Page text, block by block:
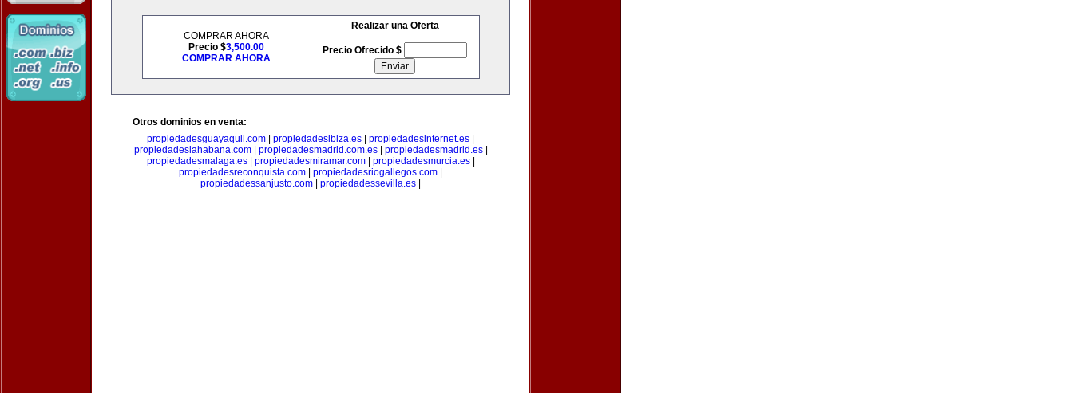
COMPRAR AHORA
Precio $3,500.00
COMPRAR AHORA
Realizar una Oferta
Precio Ofrecido $
Otros dominios en venta:
propiedadesguayaquil.com
propiedadesibiza.es propiedadesinternet.es
propiedadeslahabana.com| propiedadesmadrid.com.es| propiedadesmadrid.es|
propiedadesmalaga.es| propiedadesmiramar.com| propiedadesmurcia.es|
propiedadesreconquista.com
propiedadesriogallegos.com
propiedadessanjusto.com
propiedadessevilla.es